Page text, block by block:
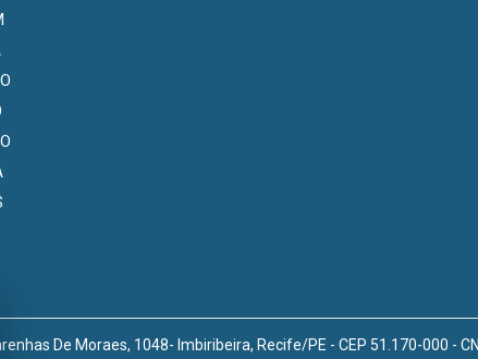
De Moraes, 1048- Imbiribeira, Recife/PE - CEP 51.170-000 -